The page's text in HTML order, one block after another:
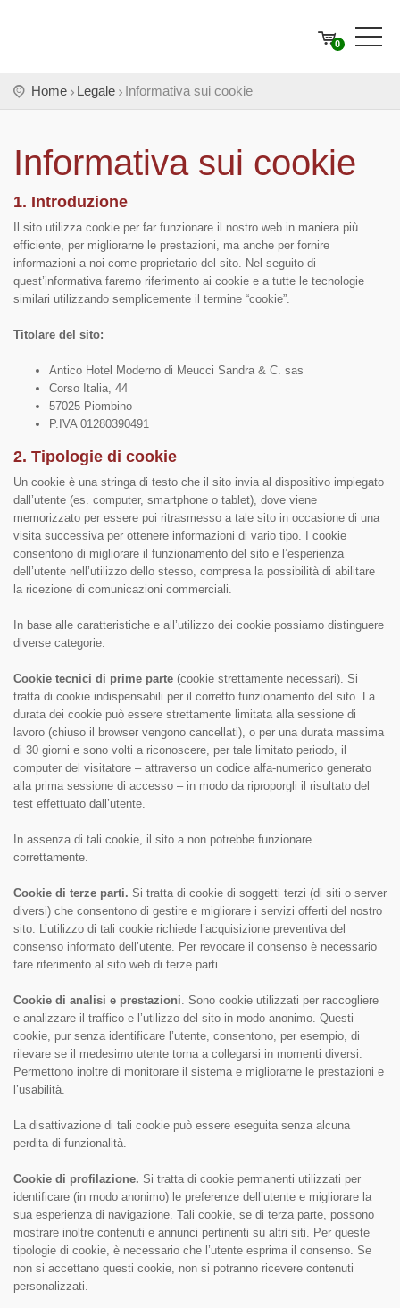
0
Home Legale Informativa sui cookie
Informativa sui cookie
1. Introduzione
Il sito utilizza cookie per far funzionare il nostro web in maniera più
efficiente, per migliorarne le prestazioni, ma anche per fornire
informazioni a noi come proprietario del sito. Nel seguito di
quest’informativa faremo riferimento ai cookie e a tutte le tecnologie
similari utilizzando semplicemente il termine “cookie”.
Titolare del sito:
Antico Hotel Moderno di Meucci Sandra & C. sas
Corso Italia, 44
57025 Piombino
P.IVA 01280390491
2. Tipologie di cookie
Un cookie è una stringa di testo che il sito invia al dispositivo impiegato
dall’utente (es. computer, smartphone o tablet), dove viene
memorizzato per essere poi ritrasmesso a tale sito in occasione di una
visita successiva per ottenere informazioni di vario tipo. I cookie
consentono di migliorare il funzionamento del sito e l’esperienza
dell’utente nell’utilizzo dello stesso, compresa la possibilità di abilitare
la ricezione di comunicazioni commerciali.
In base alle caratteristiche e all’utilizzo dei cookie possiamo distinguere
diverse categorie:
Cookie tecnici di prime parte (cookie strettamente necessari). Si
tratta di cookie indispensabili per il corretto funzionamento del sito. La
durata dei cookie può essere strettamente limitata alla sessione di
lavoro (chiuso il browser vengono cancellati), o per una durata massima
di 30 giorni e sono volti a riconoscere, per tale limitato periodo, il
computer del visitatore – attraverso un codice alfa-numerico generato
alla prima sessione di accesso – in modo da riproporgli il risultato del
test effettuato dall’utente.
In assenza di tali cookie, il sito a non potrebbe funzionare
correttamente.
Cookie di terze parti. Si tratta di cookie di soggetti terzi (di siti o server
diversi) che consentono di gestire e migliorare i servizi offerti del nostro
sito. L’utilizzo di tali cookie richiede l’acquisizione preventiva del
consenso informato dell’utente. Per revocare il consenso è necessario
fare riferimento al sito web di terze parti.
Cookie di analisi e prestazioni . Sono cookie utilizzati per raccogliere
e analizzare il traffico e l’utilizzo del sito in modo anonimo. Questi
cookie, pur senza identificare l’utente, consentono, per esempio, di
rilevare se il medesimo utente torna a collegarsi in momenti diversi.
Permettono inoltre di monitorare il sistema e migliorarne le prestazioni e
l’usabilità.
La disattivazione di tali cookie può essere eseguita senza alcuna
perdita di funzionalità.
Cookie di profilazione. Si tratta di cookie permanenti utilizzati per
identificare (in modo anonimo) le preferenze dell’utente e migliorare la
sua esperienza di navigazione. Tali cookie, se di terza parte, possono
mostrare inoltre contenuti e annunci pertinenti su altri siti. Per queste
tipologie di cookie, è necessario che l’utente esprima il consenso. Se
non si accettano questi cookie, non si potranno ricevere contenuti
personalizzati.